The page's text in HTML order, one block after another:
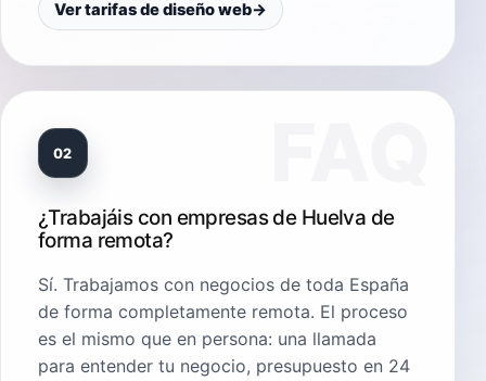
Ver tarifas de diseño web→
02
¿Trabajáis con empresas de Huelva de
forma remota?
Sí. Trabajamos con negocios de toda España
de forma completamente remota. El proceso
es el mismo que en persona: una llamada
para entender tu negocio, presupuesto en 24